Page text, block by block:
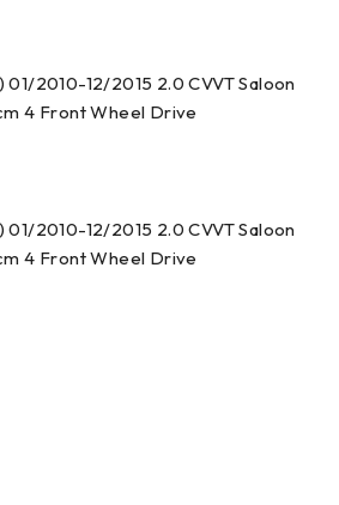
01/2010-12/2015 2.0 CVVT Saloon
4 Front Wheel Drive
01/2010-12/2015 2.0 CVVT Saloon
4 Front Wheel Drive